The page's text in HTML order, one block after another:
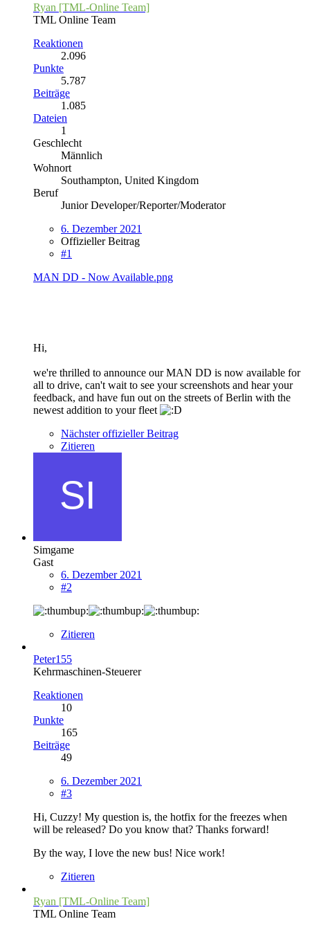
Ryan [TML-Online Team]
TML Online Team
Reaktionen
2.096
Punkte
5.787
Beiträge
1.085
Dateien
1
Geschlecht
Männlich
Wohnort
Southampton, United Kingdom
Beruf
Junior Developer/Reporter/Moderator
6. Dezember 2021
Offizieller Beitrag
#1
MAN DD - Now Available.png
Hi,
we're thrilled to announce our MAN DD is now available for
all to drive, can't wait to see your screenshots and hear your
feedback, and have fun out on the streets of Berlin with the
newest addition to your fleet
Nächster offizieller Beitrag
Zitieren
Simgame
Gast
6. Dezember 2021
#2
Zitieren
Peter155
Kehrmaschinen-Steuerer
Reaktionen
10
Punkte
165
Beiträge
49
6. Dezember 2021
#3
Hi, Cuzzy! My question is, the hotfix for the freezes when
will be released? Do you know that? Thanks forward!
By the way, I love the new bus! Nice work!
Zitieren
Ryan [TML-Online Team]
TML Online Team